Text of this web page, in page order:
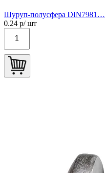
Шуруп-полусфера DIN7981…
0.24 р/ шт